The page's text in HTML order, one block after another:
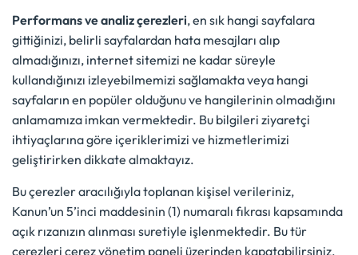
Performans ve analiz çerezleri, en sık hangi sayfalara
gittiğinizi, belirli sayfalardan hata mesajları alıp
almadığınızı, internet sitemizi ne kadar süreyle
kullandığınızı izleyebilmemizi sağlamakta veya hangi
sayfaların en popüler olduğunu ve hangilerinin olmadığını
anlamamıza imkan vermektedir. Bu bilgileri ziyaretçi
ihtiyaçlarına göre içeriklerimizi ve hizmetlerimizi
geliştirirken dikkate almaktayız.
Bu çerezler aracılığıyla toplanan kişisel verileriniz,
Kanun’un 5’inci maddesinin (1) numaralı fıkrası kapsamında
açık rızanızın alınması suretiyle işlenmektedir. Bu tür
çerezleri çerez yönetim paneli üzerinden kapatabilirsiniz.